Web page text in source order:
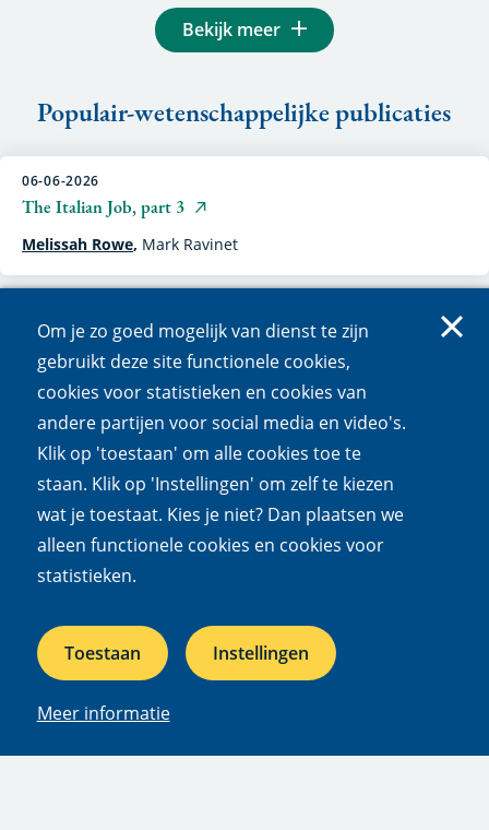
Om je zo goed mogelijk van dienst te zijn
gebruikt deze site functionele cookies,
cookies voor statistieken en cookies van
andere partijen voor social media en video's.
Klik op 'toestaan' om alle cookies toe te
staan. Klik op 'Instellingen' om zelf te kiezen
wat je toestaat. Kies je niet? Dan plaatsen we
alleen functionele cookies en cookies voor
statistieken.
Toestaan Instellingen
Meer informatie
Bekijk meer
Populair-wetenschappelijke publicaties
06-06-2026
The Italian Job, part 3
Melissah Rowe, Mark Ravinet
05-06-2026
Ontdek de sloot tijdens de Slootjesdagen van 5 tot en met 7
juni
Froukje Rienks
26-05-2026
Leeg, leger, leegst
Peter De Vries
26-05-2026
Beleef de Lente 2026: Leeg, leger, leegst